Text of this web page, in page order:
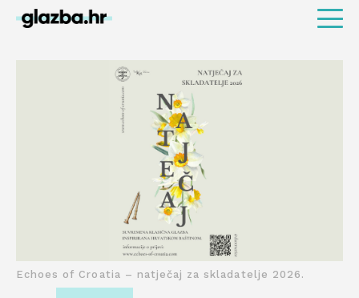
Echoes of Croatia – natječaj za skladatelje 2026.